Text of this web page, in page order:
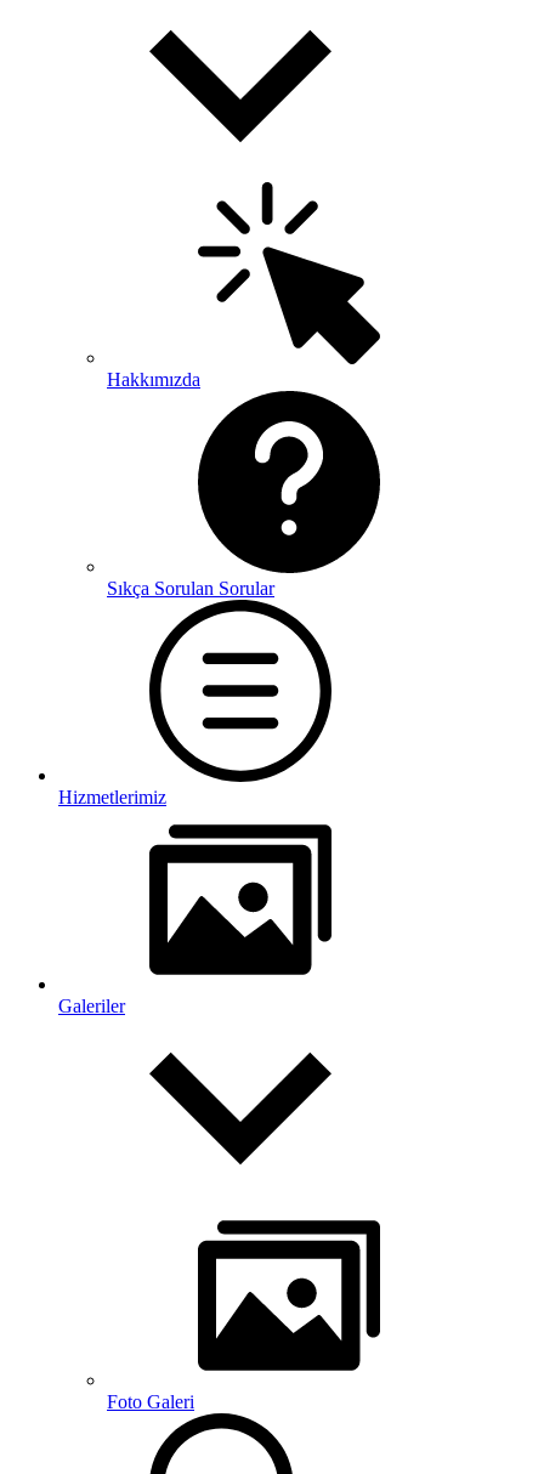
Hakkımızda
Sıkça Sorulan Sorular
Hizmetlerimiz
Galeriler
Foto Galeri